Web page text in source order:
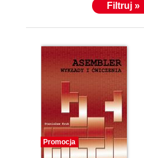
Filtruj »
Promocja